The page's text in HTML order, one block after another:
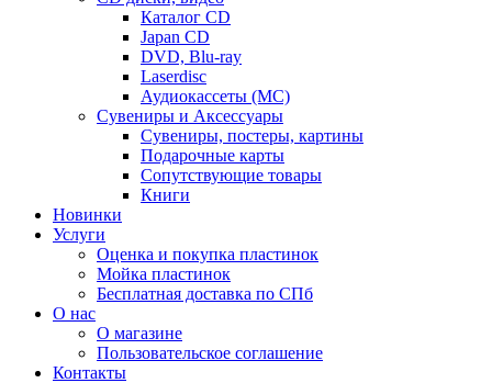
Каталог CD
Japan CD
DVD, Blu-ray
Laserdisc
Аудиокассеты (MC)
Сувениры и Аксессуары
Сувениры, постеры, картины
Подарочные карты
Сопутствующие товары
Книги
Новинки
Услуги
Оценка и покупка пластинок
Мойка пластинок
Бесплатная доставка по СПб
О нас
О магазине
Пользовательское соглашение
Контакты